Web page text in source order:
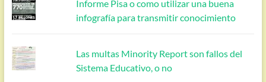
Informe Pisa o como utilizar una buena
infografía para transmitir conocimiento
Las multas Minority Report son fallos del
Sistema Educativo, o no